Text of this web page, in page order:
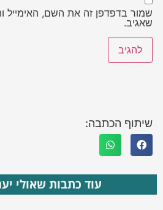
שמור בדפדפן זה את השם, האימייל
שאגיב.
שיתוף הכתבה:
עוד כתבות שאולי